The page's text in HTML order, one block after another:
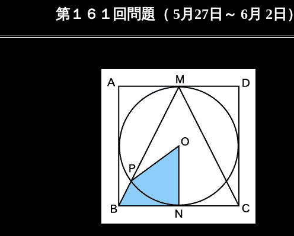
第１６１回問題（ 5月27日～ 6月 2日）